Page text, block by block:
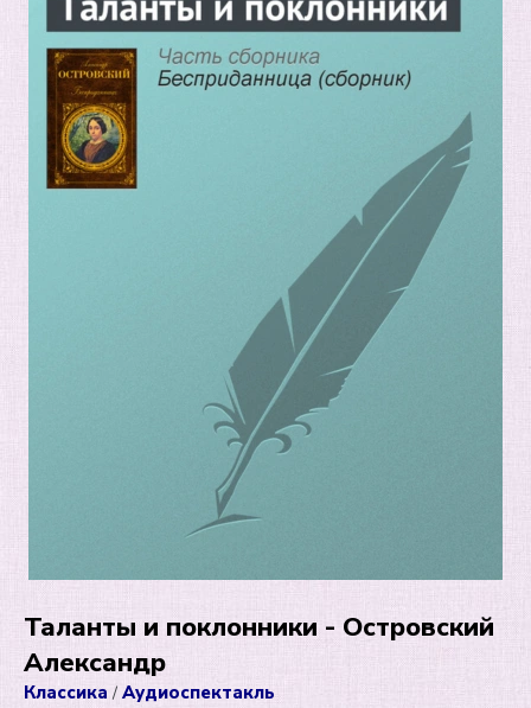
Таланты и поклонники - Островский
Александр
Классика / Аудиоспектакль